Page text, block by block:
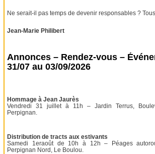
Ne serait-il pas temps de devenir responsables ?
Jean-Marie Philibert
Annonces – Rendez-vous –
31/07 au 03/09/2026
Hommage à Jean Jaurès
Vendredi 31 juillet à 11h – Jardin Terrus,
Perpignan.
Distribution de tracts aux estivants
Samedi 1eraoût de 10h à 12h – Péages
Perpignan Nord, Le Boulou.